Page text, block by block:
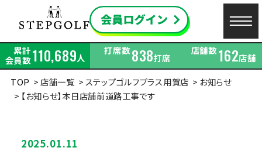
累計
会員数110,689人
打席数838打席
店舗数162店舗
TOP
店舗一覧 ステップゴルフプラス用賀店
お知らせ
【お知らせ】本日店舗前道路工事です
2025.01.11